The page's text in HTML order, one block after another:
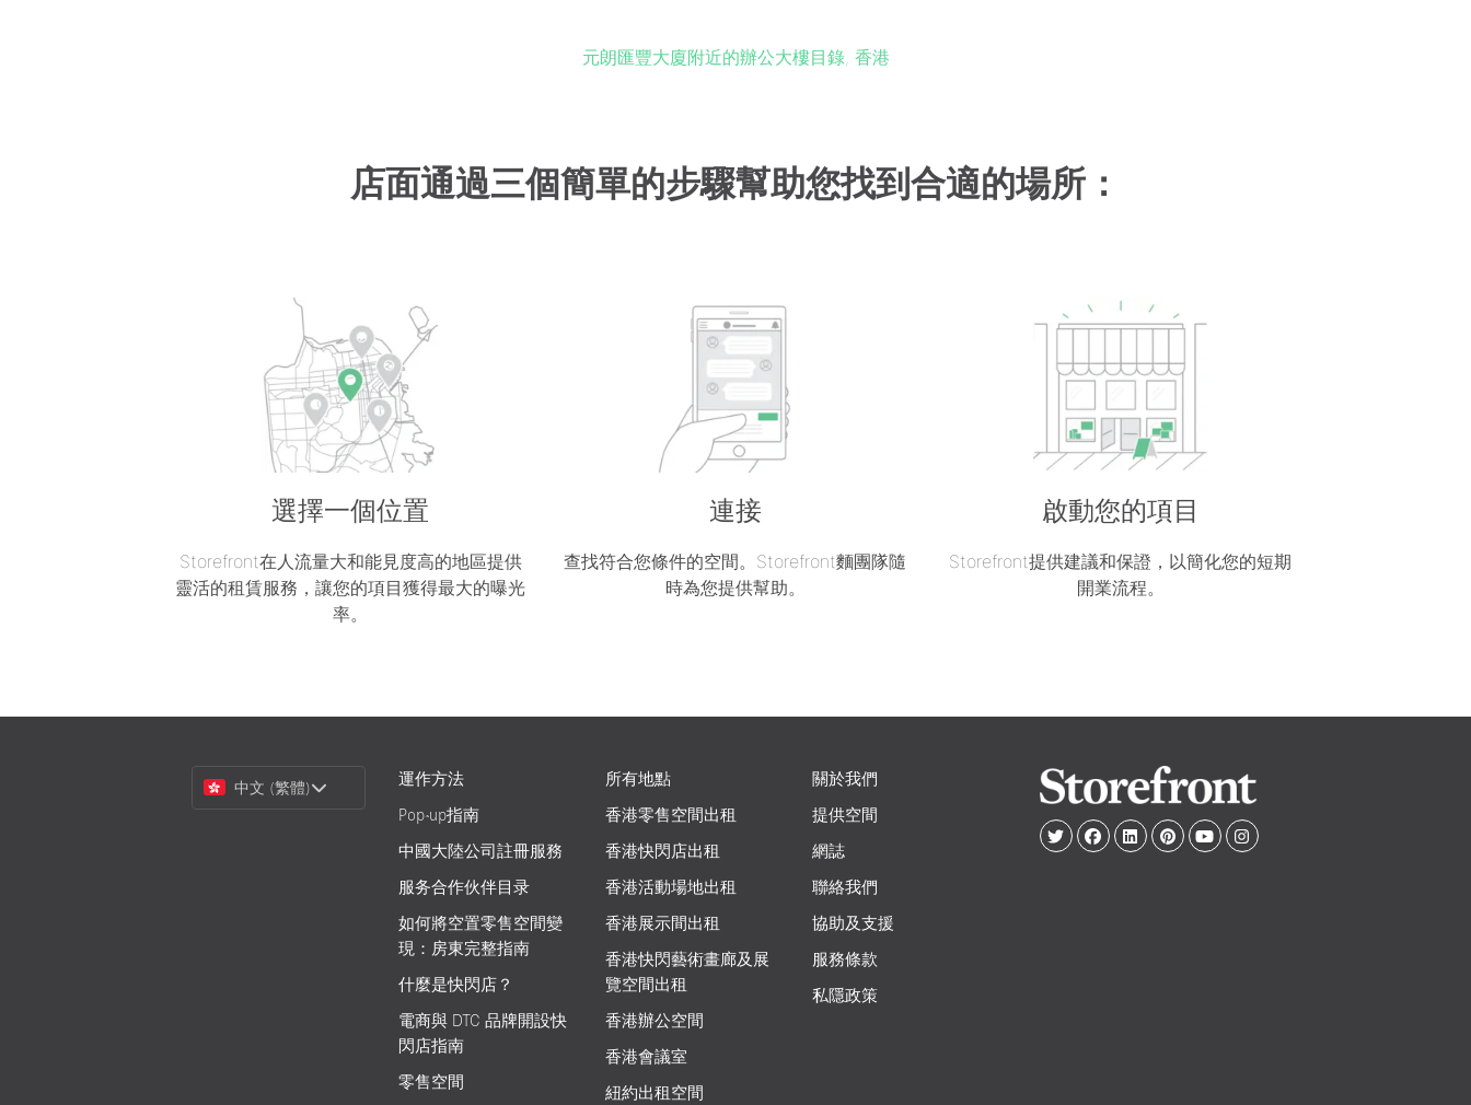
元朗匯豐大廈附近的辦公大樓目錄, 香港
店面通過三個簡單的步驟幫助您找到合適的場所：
選擇一個位置
Storefront在人流量大和能見度高的地區提供
靈活的租賃服務，讓您的項目獲得最大的曝光
率。
連接
查找符合您條件的空間。Storefront麵團隊隨
時為您提供幫助。
啟動您的項目
Storefront提供建議和保證，以簡化您的短期
開業流程。
Choose
中文 (繁體)
運作方法
Pop-up指南
中國大陸公司註冊服務
服务合作伙伴目录
如何將空置零售空間變
現：房東完整指南
什麼是快閃店？
電商與 DTC 品牌開設快
閃店指南
零售空間
所有地點
香港零售空間出租
香港快閃店出租
香港活動場地出租
香港展示間出租
香港快閃藝術畫廊及展
覽空間出租
香港辦公空間
香港會議室
紐約出租空間
關於我們
提供空間
網誌
聯絡我們
協助及支援
服務條款
私隱政策